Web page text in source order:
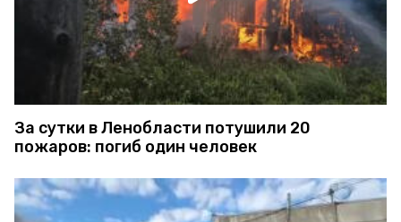
За сутки в Ленобласти потушили 20
пожаров: погиб один человек